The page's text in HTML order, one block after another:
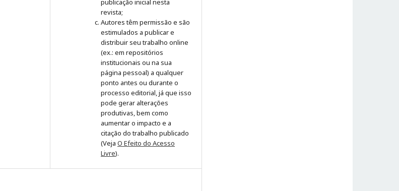
publicação inicial nesta
revista;
Autores têm permissão e são
estimulados a publicar e
distribuir seu trabalho online
(ex.: em repositórios
institucionais ou na sua
página pessoal) a qualquer
ponto antes ou durante o
processo editorial, já que isso
pode gerar alterações
produtivas, bem como
aumentar o impacto e a
citação do trabalho publicado
(Veja O Efeito do Acesso
Livre).